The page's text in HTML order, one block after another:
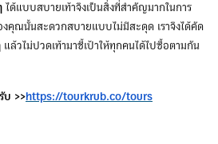
ได้แบบสบายเท้าจึงเป็นสิ่งที่สำคัญมากในการ
งคุณนั้นสะดวกสบายแบบไม่มีสะดุด เราจึงได้คัด
แล้วไม่ปวดเท้ามาชี้เป้าให้ทุกคนได้ไปซื้อตามกัน
บ >>https://tourkrub.co/tours